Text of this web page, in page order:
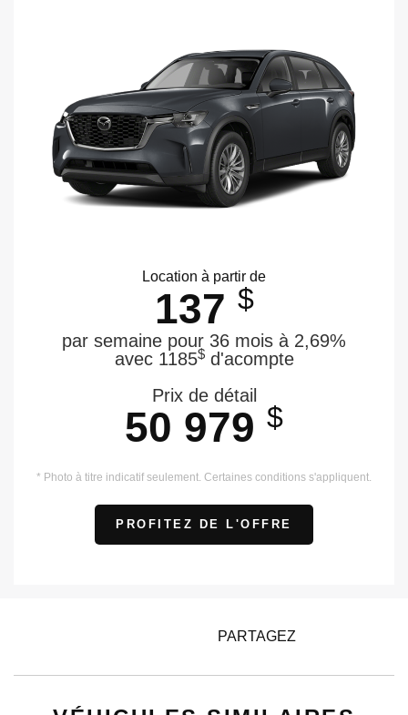
Location à partir de
137 $
par semaine pour 36 mois à 2,69%
avec 1185$d'acompte
Prix de détail
50 979 $
* Photo à titre indicatif seulement. Certaines conditions s'appliquent.
PROFITEZ DE L'OFFRE
PARTAGEZ